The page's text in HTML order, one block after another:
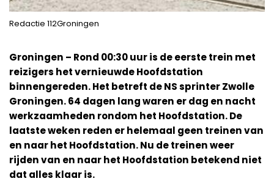
Redactie 112Groningen
Groningen – Rond 00:30 uur is de eerste trein met
reizigers het vernieuwde Hoofdstation
binnengereden. Het betreft de NS sprinter Zwolle
Groningen. 64 dagen lang waren er dag en nacht
werkzaamheden rondom het Hoofdstation. De
laatste weken reden er helemaal geen treinen van
en naar het Hoofdstation. Nu de treinen weer
rijden van en naar het Hoofdstation betekend niet
dat alles klaar is.